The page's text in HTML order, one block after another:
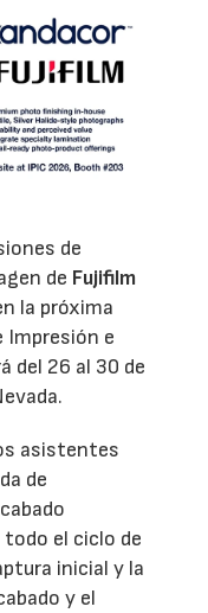
de
de Fujifilm
la próxima
Impresión e
del 26 al 30 de
asistentes
de
el ciclo de
inicial y la
y el